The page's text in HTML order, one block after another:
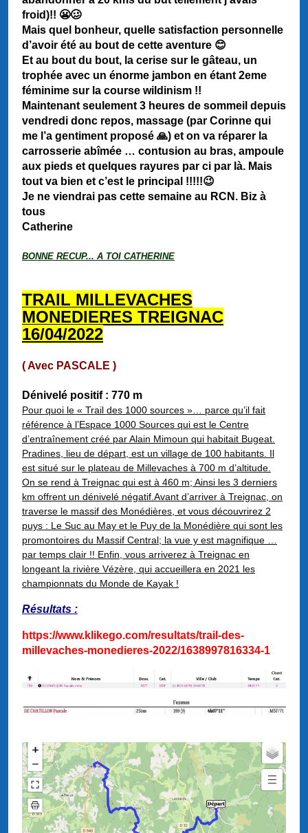
froid)!! 😬🥴
Mais quel bonheur, quelle satisfaction personnelle
d’avoir été au bout de cette aventure 😊
Et au bout du bout, la cerise sur le gâteau, un
trophée avec un énorme jambon en étant 2eme
féminime sur la course wildinism !!
Maintenant seulement 3 heures de sommeil depuis
vendredi donc repos, massage (par Corinne qui
me l’a gentiment proposé 🙏) et on va réparer la
carrosserie abîmée … contusion au bras, ampoule
aux pieds et quelques rayures par ci par là. Mais
tout va bien et c’est le principal !!!!!😉
Je ne viendrai pas cette semaine au RCN. Biz à
tous
Catherine
BONNE RECUP... A TOI CATHERINE
TRAIL MILLEVACHES
MONEDIERES TREIGNAC
16/04/2022
( Avec PASCALE )
Dénivelé positif : 770 m
Pour quoi le « Trail des 1000 sources »… parce qu’il fait
référence à l’Espace 1000 Sources qui est le Centre
d’entraînement créé par Alain Mimoun qui habitait Bugeat.
Pradines, lieu de départ, est un village de 100 habitants. Il
est situé sur le plateau de Millevaches à 700 m d’altitude.
On se rend à Treignac qui est à 460 m; Ainsi les 3 derniers
km offrent un dénivelé négatif.Avant d’arriver à Treignac, on
traverse le massif des Monédières, et vous découvrirez 2
puys : Le Suc au May et le Puy de la Monédière qui sont les
promontoires du Massif Central; la vue y est magnifique …
par temps clair !! Enfin, vous arriverez à Treignac en
longeant la rivière Vézère, qui accueillera en 2021 les
championnats du Monde de Kayak !
Résultats :
https://www.klikego.com/resultats/trail-des-
millevaches-monedieres-2022/1638997816334-1